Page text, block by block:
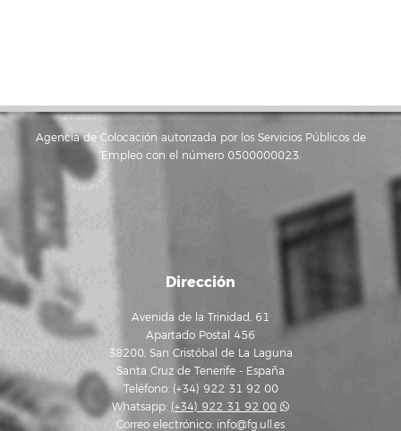
Agencia de Colocación autorizada por los Servicios Públicos de
Empleo con el número 0500000023.
Dirección
Avenida de la Trinidad, 61
Apartado Postal 456
38200, San Cristóbal de La Laguna
Santa Cruz de Tenerife - España
Teléfono: (+34) 922 31 92 00
Whatsapp: (+34) 922 31 92 00
Correo electrónico: info@fg.ull.es